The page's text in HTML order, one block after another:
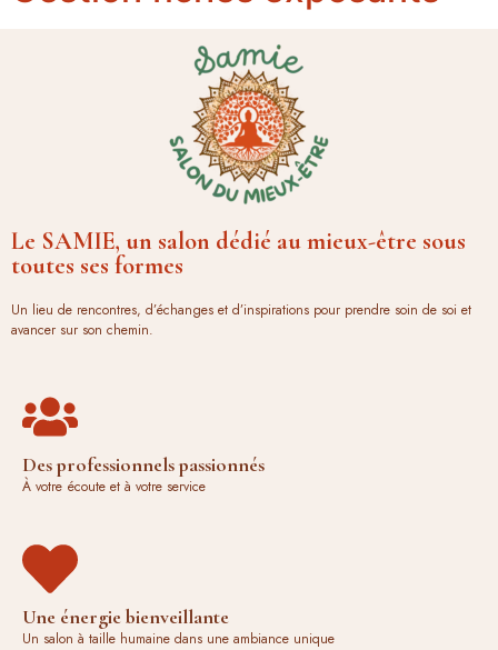
Le SAMIE, un salon dédié au mieux-être sous
toutes ses formes
Un lieu de rencontres, d’échanges et d’inspirations pour prendre soin de soi et
avancer sur son chemin.
Des professionnels passionnés
À votre écoute et à votre service
Une énergie bienveillante
Un salon à taille humaine dans une ambiance unique